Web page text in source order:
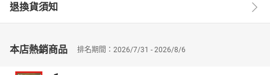
退換貨須知
本店熱銷商品 排名期間：2026/7/31 - 2026/8/6